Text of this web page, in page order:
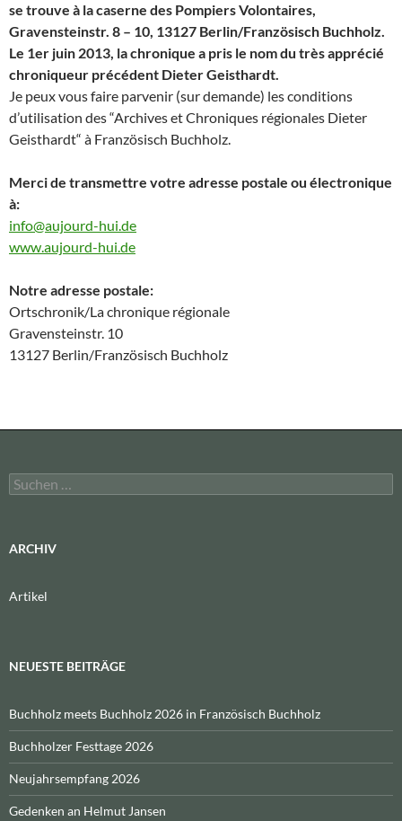
se trouve à la caserne des Pompiers Volontaires,
Gravensteinstr. 8 – 10, 13127 Berlin/Französisch Buchholz.
Le 1er juin 2013, la chronique a pris le nom du très apprécié
chroniqueur précédent Dieter Geisthardt.
Je peux vous faire parvenir (sur demande) les conditions
d’utilisation des “Archives et Chroniques régionales Dieter
Geisthardt“ à Französisch Buchholz.
Merci de transmettre votre adresse postale ou électronique
à:
info@aujourd-hui.de
www.aujourd-hui.de
Notre adresse postale:
Ortschronik/La chronique régionale
Gravensteinstr. 10
13127 Berlin/Französisch Buchholz
Suchen
nach:
ARCHIV
Artikel
NEUESTE BEITRÄGE
Buchholz meets Buchholz 2026 in Französisch Buchholz
Buchholzer Festtage 2026
Neujahrsempfang 2026
Gedenken an Helmut Jansen